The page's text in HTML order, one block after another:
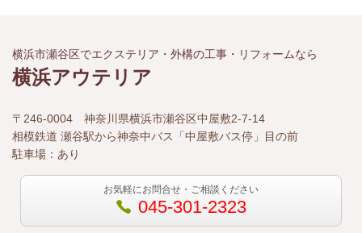
横浜市瀬谷区でエクステリア・外構の工事・リフォームなら
横浜アウテリア
〒246-0004 神奈川県横浜市瀬谷区中屋敷2-7-14
相模鉄道 瀬谷駅から神奈中バス「中屋敷バス停」目の前
駐車場：あり
お気軽にお問合せ・ご相談ください
045-301-2323